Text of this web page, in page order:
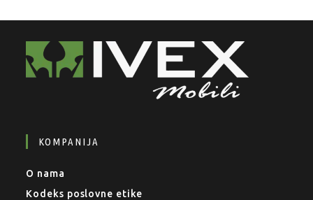
KOMPANIJA
O nama
Kodeks poslovne etike